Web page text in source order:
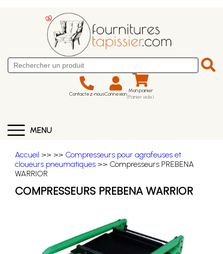
Contactez-nousConnexion Mon panier
(Panier vide)
MENU
Accueil >> >> Compresseurs pour agrafeuses et
cloueurs pneumatiques >> Compresseurs PREBENA
WARRIOR
COMPRESSEURS PREBENA WARRIOR